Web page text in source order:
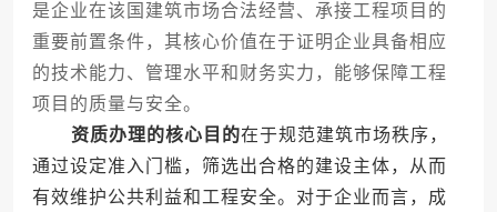
是企业在该国建筑市场合法经营、承接工程项目的
重要前置条件，其核心价值在于证明企业具备相应
的技术能力、管理水平和财务实力，能够保障工程
项目的质量与安全。
资质办理的核心目的在于规范建筑市场秩序，
通过设定准入门槛，筛选出合格的建设主体，从而
有效维护公共利益和工程安全。对于企业而言，成